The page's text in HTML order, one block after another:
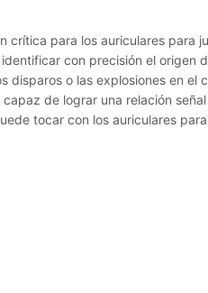
crítica para los auriculares para
con precisión el origen
disparos o las explosiones en el
de lograr una relación
tocar con los auriculares